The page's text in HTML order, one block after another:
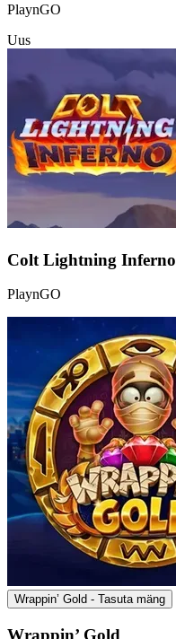
PlaynGO
Uus
Colt Lightning Inferno
PlaynGO
Wrappin’ Gold - Tasuta mäng
Wrappin’ Gold